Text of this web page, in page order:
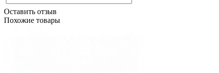
Оставить отзыв
Похожие товары